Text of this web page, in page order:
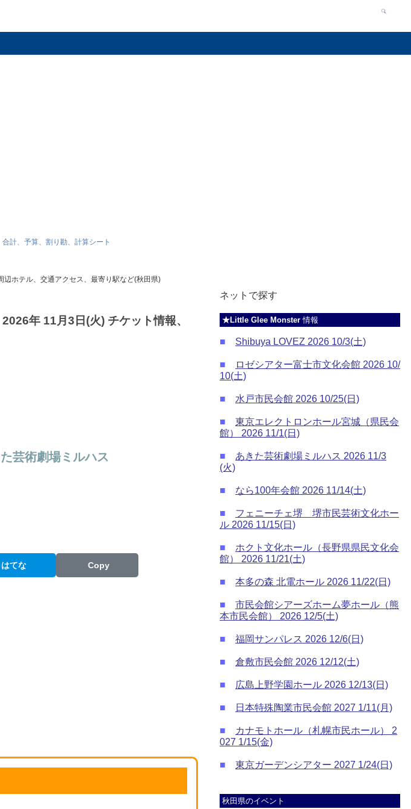
計、予算、割り勘、計算シート
ホテル、交通アクセス、最寄り駅など(秋田県)
年 11月3日(火) チケット情報、
芸術劇場ミルハス
はてな Copy
ネットで探す
★Little Glee Monster情報
■ Shibuya LOVEZ 2026 10/3(土)
■
ロゼシアター富士市文化会館 2026 10/
10(土)
■ 水戸市民会館 2026 10/25(日)
■
東京エレクトロンホール宮城（県民会
館） 2026 11/1(日)
■
あきた芸術劇場ミルハス 2026 11/3
(火)
■ なら100年会館 2026 11/14(土)
■
フェニーチェ堺 堺市民芸術文化ホー
ル 2026 11/15(日)
■
ホクト文化ホール（長野県県民文化会
館） 2026 11/21(土)
■ 本多の森 北電ホール 2026 11/22(日)
■
市民会館シアーズホーム夢ホール（熊
本市民会館） 2026 12/5(土)
■ 福岡サンパレス 2026 12/6(日)
■ 倉敷市民会館 2026 12/12(土)
■ 広島上野学園ホール 2026 12/13(日)
■ 日本特殊陶業市民会館 2027 1/11(月)
■
カナモトホール（札幌市民ホール） 2
027 1/15(金)
■ 東京ガーデンシアター 2027 1/24(日)
秋田県のイベント